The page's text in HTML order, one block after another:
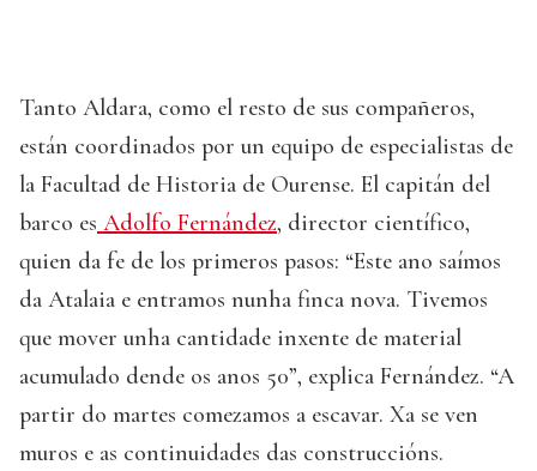
Tanto Aldara, como el resto de sus compañeros,
están coordinados por un equipo de especialistas de
la Facultad de Historia de Ourense. El capitán del
barco es Adolfo Fernández, director científico,
quien da fe de los primeros pasos: “Este ano saímos
da Atalaia e entramos nunha finca nova. Tivemos
que mover unha cantidade inxente de material
acumulado dende os anos 50”, explica Fernández. “A
partir do martes comezamos a escavar. Xa se ven
muros e as continuidades das construccións.